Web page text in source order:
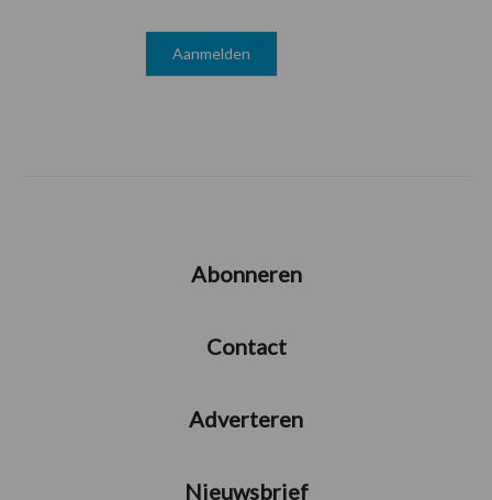
Abonneren
Contact
Adverteren
Nieuwsbrief